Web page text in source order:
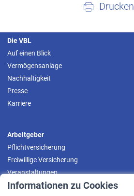
Informationen zu Cookies
Drucken
Die VBL
Auf einen Blick
Vermögensanlage
Nachhaltigkeit
Presse
Karriere
Arbeitgeber
Pflichtversicherung
Freiwillige Versicherung
Veranstaltungen